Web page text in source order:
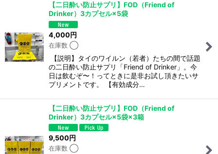
並び順:
絞り込む
【二日酔い防止サプリ】FOD（Friend of
Drinker）3カプセル×5袋
4,000円
在庫数 ◯
【説明】タイのワイルン（若者）たちの間で話題
の二日酔い防止サプリ「Friend of Drinker」。今
日は飲むぞ〜！ってときに是非お試し頂きたいサ
プリメントです。 【有効成分…
【二日酔い防止サプリ】FOD（Friend of
Drinker）3カプセル×5袋×3箱
9,500円
在庫数 ◯